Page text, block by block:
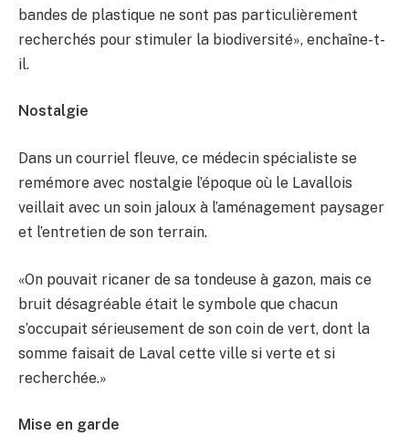
bandes de plastique ne sont pas particulièrement
recherchés pour stimuler la biodiversité», enchaîne-t-
il.
Nostalgie
Dans un courriel fleuve, ce médecin spécialiste se
remémore avec nostalgie l’époque où le Lavallois
veillait avec un soin jaloux à l’aménagement paysager
et l’entretien de son terrain.
«On pouvait ricaner de sa tondeuse à gazon, mais ce
bruit désagréable était le symbole que chacun
s’occupait sérieusement de son coin de vert, dont la
somme faisait de Laval cette ville si verte et si
recherchée.»
Mise en garde